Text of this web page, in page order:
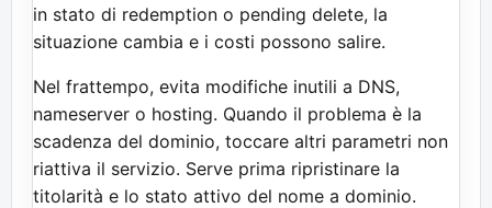
in stato di redemption o pending delete, la
situazione cambia e i costi possono salire.
Nel frattempo, evita modifiche inutili a DNS,
nameserver o hosting. Quando il problema è la
scadenza del dominio, toccare altri parametri non
riattiva il servizio. Serve prima ripristinare la
titolarità e lo stato attivo del nome a dominio.